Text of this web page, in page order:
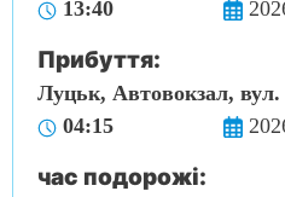
13:40
Прибуття:
Луцьк, Автовокзал, вул.
04:15
час подорожі: